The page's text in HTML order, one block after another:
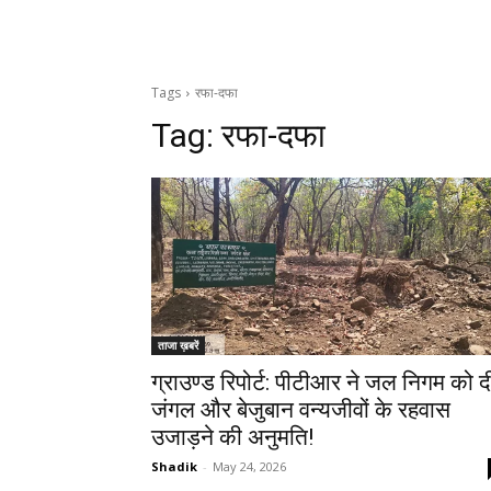
Tags रफा-दफा
Tag:रफा-दफा
ताजा ख़बरें
ग्राउण्ड रिपोर्ट: पीटीआर ने जल निगम को
जंगल और बेजुबान वन्यजीवों के रहवास
उजाड़ने की अनुमति!
Shadik - May 24, 2026